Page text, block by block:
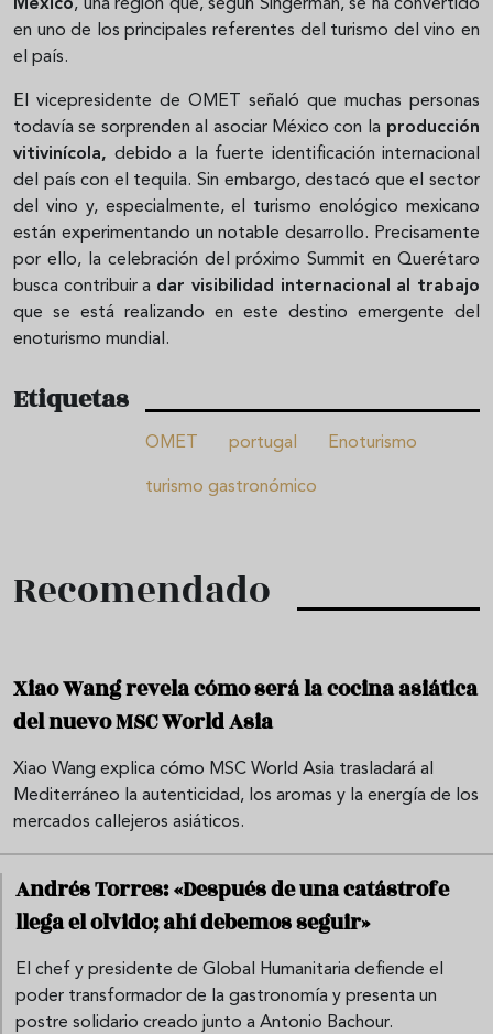
México, una región que, según Singerman, se ha convertido
en uno de los principales referentes del turismo del vino en
el país.
El vicepresidente de OMET señaló que muchas personas
todavía se sorprenden al asociar México con laproducción
vitivinícola, debido a la fuerte identificación internacional
del país con el tequila. Sin embargo, destacó que el sector
del vino y, especialmente, el turismo enológico mexicano
están experimentando un notable desarrollo. Precisamente
por ello, la celebración del próximo Summit en Querétaro
busca contribuir a dar visibilidad internacional al trabajo
que se está realizando en este destino emergente del
enoturismo mundial.
Etiquetas
OMET portugal Enoturismo
turismo gastronómico
Recomendado
Xiao Wang revela cómo será la cocina asiática
del nuevo MSC World Asia
Xiao Wang explica cómo MSC World Asia trasladará al
Mediterráneo la autenticidad, los aromas y la energía de los
mercados callejeros asiáticos.
Andrés Torres: «Después de una catástrofe
llega el olvido; ahí debemos seguir»
El chef y presidente de Global Humanitaria defiende el
poder transformador de la gastronomía y presenta un
postre solidario creado junto a Antonio Bachour.